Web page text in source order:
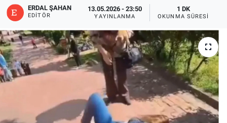
ERDAL ŞAHAN
EDITÖR
13.05.2026 - 23:50
YAYINLANMA
1 DK
OKUNMA SÜRESI